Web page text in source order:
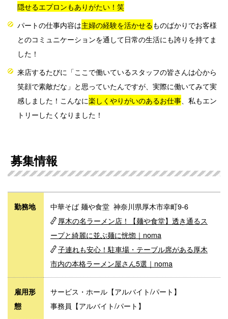
隠せるエプロンもありがたい！笑
パートの仕事内容は主婦の経験を活かせるものばかりでお客様
とのコミュニケーションを通して日常の生活にも誇りを持てま
した！
来店するたびに「ここで働いているスタッフの皆さんは心から
笑顔で素敵だな」と思っていたんですが、実際に働いてみて実
感しました！こんなに楽しくやりがいのあるお仕事、私もエン
トリーしたくなりました！
募集情報
勤務地
中華そば 麺や食堂 神奈川県厚木市幸町9-6
厚木の名ラーメン店！【麺や食堂】透き通るス
ープと綺麗に並ぶ麺に恍惚｜noma
子連れも安心！駐車場・テーブル席がある厚木
市内の本格ラーメン屋さん5選｜noma
雇用形
態
サービス・ホール【アルバイト/パート】
事務員【アルバイト/パート】